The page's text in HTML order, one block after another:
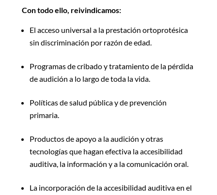
Con todo ello, reivindicamos:
El acceso universal a la prestación ortoprotésica
sin discriminación por razón de edad.
Programas de cribado y tratamiento de la pérdida
de audición a lo largo de toda la vida.
Políticas de salud pública y de prevención
primaria.
Productos de apoyo a la audición y otras
tecnologías que hagan efectiva la accesibilidad
auditiva, la información y a la comunicación oral.
La incorporación de la accesibilidad auditiva en el